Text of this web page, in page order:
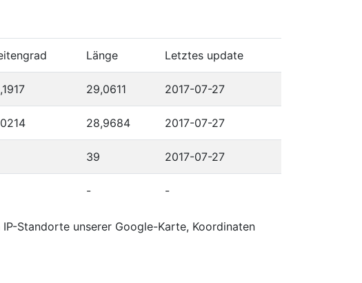
Länge Letztes update
29,0611 2017-07-27
28,9684 2017-07-27
39 2017-07-27
- -
Standorte unserer Google-Karte, Koordinaten